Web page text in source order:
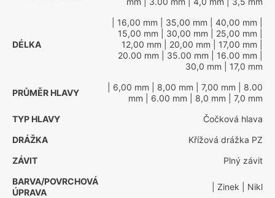
DÉLKA
| 16,00 mm | 35,00 mm | 40,00 mm
15,00 mm | 30,00 mm | 25,00 mm
12,00 mm | 20,00 mm | 17,00 mm
20.00 mm | 35.00 mm | 16.00 mm
30,0 mm | 17,0 mm
PRŮMĚR HLAVY
| 6,00 mm | 8,00 mm | 7,00 mm | 8.00
mm | 6.00 mm | 8,0 mm | 7,0 mm
TYP HLAVY
Čočková hlava
DRÁŽKA
Křížová drážka PZ
ZÁVIT
Plný závit
BARVA/POVRCHOVÁ
ÚPRAVA
| Zinek | Nikl